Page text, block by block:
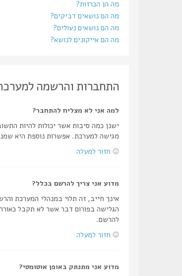
מה הן הכרזות?
מה הם נושאים דביקים?
מה הם נושאים נעולים?
מה הם אייקונים לנושא?
התחברות והרשמה
למה אני לא מצליח להתחבר?
ישנן כמה סיבות אשר יכולות להיות
מגישה למערכת. אפשרות נוספת היא
חזור למעלה
מדוע אני צריך להרשם בכלל?
אינך חייב, זה תלוי במנהלי המערכת
הגלישה בפורום דבר אשר לא תקבל
להרשם.
חזור למעלה
מדוע אני מתנתק באופן אוטומטי?